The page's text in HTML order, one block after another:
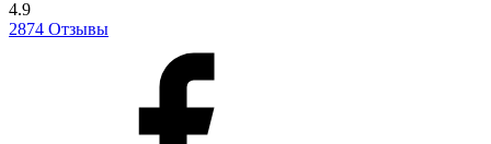
4.9
2874 Отзывы